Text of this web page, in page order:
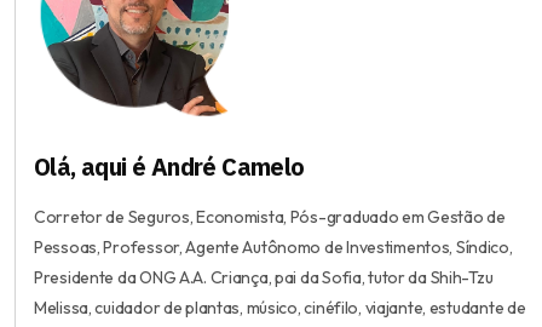
Olá, aqui é André Camelo
Corretor de Seguros, Economista, Pós-graduado em Gestão de
Pessoas, Professor, Agente Autônomo de Investimentos, Síndico,
Presidente da ONG A.A. Criança, pai da Sofia, tutor da Shih-Tzu
Melissa, cuidador de plantas, músico, cinéfilo, viajante, estudante de